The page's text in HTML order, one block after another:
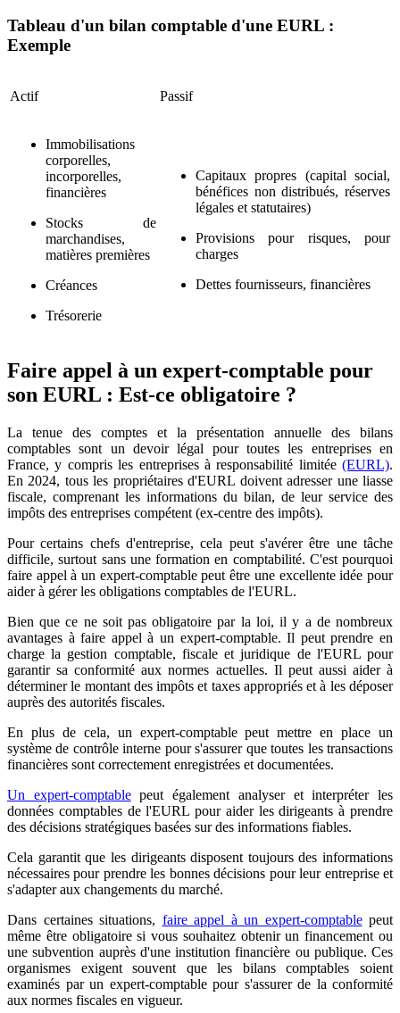
Tableau d'un bilan comptable d'une EURL :
Exemple
Actif Passif
Immobilisations
corporelles,
incorporelles,
financières
Stocks de
marchandises,
matières premières
Créances
Trésorerie
Capitaux propres (capital social,
bénéfices non distribués, réserves
légales et statutaires)
Provisions pour risques, pour
charges
Dettes fournisseurs, financières
Faire appel à un expert-comptable pour
son EURL : Est-ce obligatoire ?
La tenue des comptes et la présentation annuelle des bilans
comptables sont un devoir légal pour toutes les entreprises en
France, y compris les entreprises à responsabilité limitée (EURL).
En 2024, tous les propriétaires d'EURL doivent adresser une liasse
fiscale, comprenant les informations du bilan, de leur service des
impôts des entreprises compétent (ex-centre des impôts).
Pour certains chefs d'entreprise, cela peut s'avérer être une tâche
difficile, surtout sans une formation en comptabilité. C'est pourquoi
faire appel à un expert-comptable peut être une excellente idée pour
aider à gérer les obligations comptables de l'EURL.
Bien que ce ne soit pas obligatoire par la loi, il y a de nombreux
avantages à faire appel à un expert-comptable. Il peut prendre en
charge la gestion comptable, fiscale et juridique de l'EURL pour
garantir sa conformité aux normes actuelles. Il peut aussi aider à
déterminer le montant des impôts et taxes appropriés et à les déposer
auprès des autorités fiscales.
En plus de cela, un expert-comptable peut mettre en place un
système de contrôle interne pour s'assurer que toutes les transactions
financières sont correctement enregistrées et documentées.
Un expert-comptablepeut également analyser et interpréter les
données comptables de l'EURL pour aider les dirigeants à prendre
des décisions stratégiques basées sur des informations fiables.
Cela garantit que les dirigeants disposent toujours des informations
nécessaires pour prendre les bonnes décisions pour leur entreprise et
s'adapter aux changements du marché.
Dans certaines situations, faire appel à un expert-comptablepeut
même être obligatoire si vous souhaitez obtenir un financement ou
une subvention auprès d'une institution financière ou publique. Ces
organismes exigent souvent que les bilans comptables soient
examinés par un expert-comptable pour s'assurer de la conformité
aux normes fiscales en vigueur.